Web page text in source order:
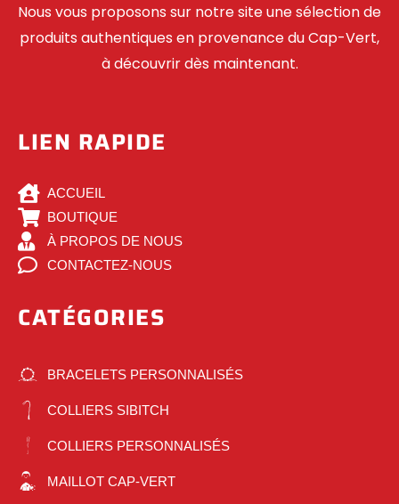
Nous vous proposons sur notre site une sélection de
produits authentiques en provenance du Cap-Vert,
à découvrir dès maintenant.
LIEN RAPIDE
ACCUEIL
BOUTIQUE
À PROPOS DE NOUS
CONTACTEZ-NOUS
CATÉGORIES
BRACELETS PERSONNALISÉS
COLLIERS SIBITCH
COLLIERS PERSONNALISÉS
MAILLOT CAP-VERT